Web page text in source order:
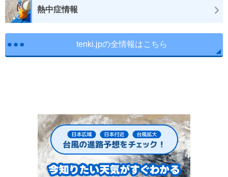
熱中症情報
tenki.jpの全情報はこちら